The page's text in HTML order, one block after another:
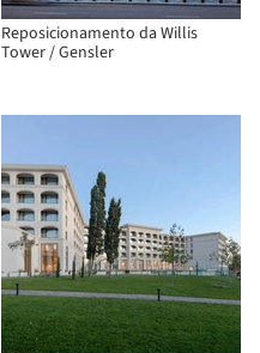
Reposicionamento da Willis
Tower / Gensler